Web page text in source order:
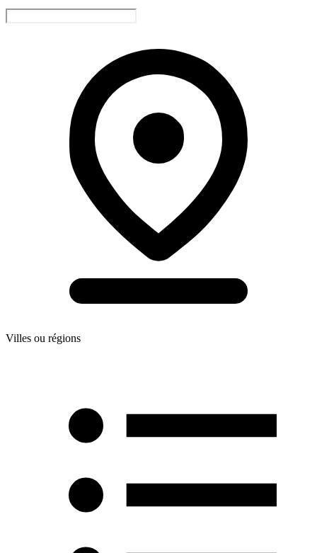
Villes ou régions